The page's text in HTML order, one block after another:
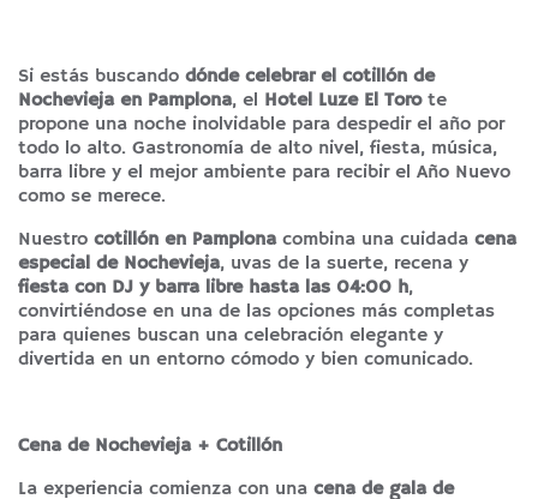
Si estás buscando dónde celebrar el cotillón de
Nochevieja en Pamplona, el Hotel Luze El Torote
propone una noche inolvidable para despedir el año por
todo lo alto. Gastronomía de alto nivel, fiesta, música,
barra libre y el mejor ambiente para recibir el Año Nuevo
como se merece.
Nuestro cotillón en Pamplonacombina una cuidada cena
especial de Nochevieja, uvas de la suerte, recena y
fiesta con DJ y barra libre hasta las 04:00 h,
convirtiéndose en una de las opciones más completas
para quienes buscan una celebración elegante y
divertida en un entorno cómodo y bien comunicado.
Cena de Nochevieja + Cotillón
La experiencia comienza con una cena de gala de